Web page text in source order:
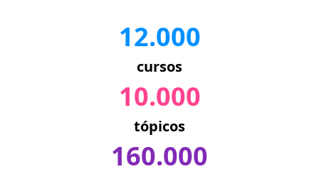
12.000
cursos
10.000
tópicos
160.000